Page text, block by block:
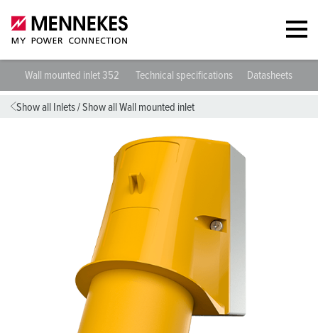
Wall mounted inlet 352 Technical specifications Datasheets &
Show all Inlets/Show all Wall mounted inlet